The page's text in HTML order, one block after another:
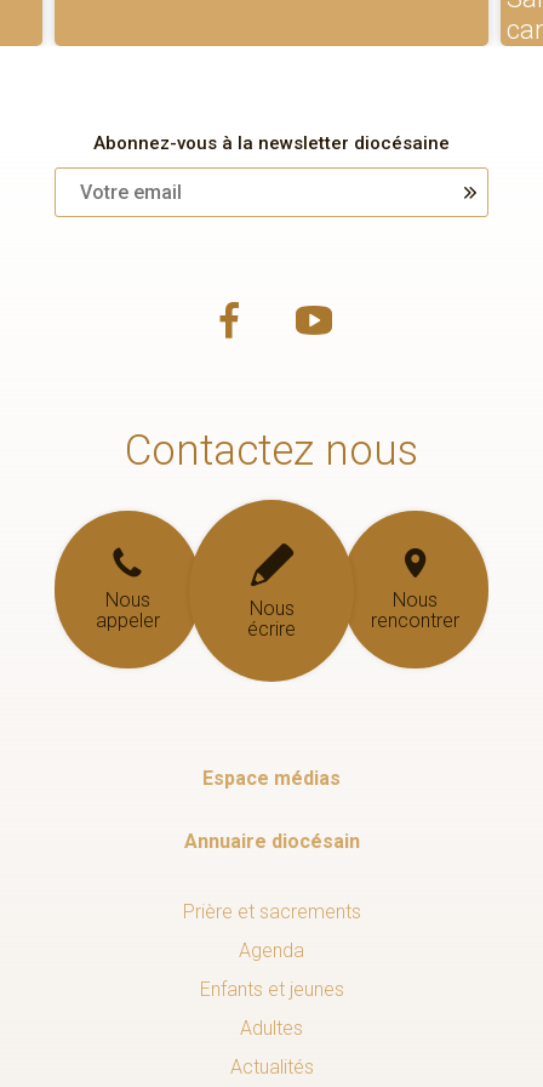
Abonnez-vous à la newsletter diocésaine
Contactez nous
Nous
appeler
Nous
écrire
Nous
rencontrer
Espace médias
Annuaire diocésain
Prière et sacrements
Agenda
Enfants et jeunes
Adultes
Actualités